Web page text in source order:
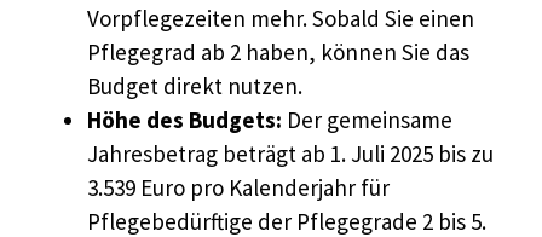
Vorpflegezeiten mehr. Sobald Sie einen
Pflegegrad ab 2 haben, können Sie das
Budget direkt nutzen.
Höhe des Budgets: Der gemeinsame
Jahresbetrag beträgt ab 1. Juli 2025 bis zu
3.539 Euro pro Kalenderjahr für
Pflegebedürftige der Pflegegrade 2 bis 5.